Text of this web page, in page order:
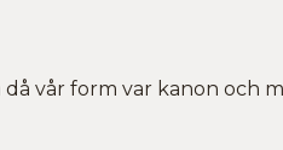
vår form var kanon och